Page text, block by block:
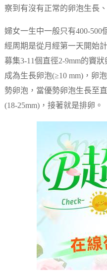
察到有沒有正常的卵泡生長
婦女一生中一般只有400-500
經周期是從月經第一天開始
募集3-11個直徑2-9mm的竇
成為生長卵泡(≥10 mm)，卵
勢卵泡，當優勢卵泡生長至
(18-25mm)，接著就是排卵。